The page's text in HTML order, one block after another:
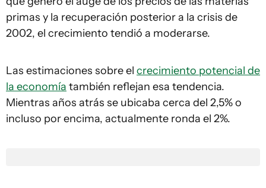
primas y la recuperación posterior a la crisis de
2002, el crecimiento tendió a moderarse.
Las estimaciones sobre el crecimiento potencial de
la economía también reflejan esa tendencia.
Mientras años atrás se ubicaba cerca del 2,5% o
incluso por encima, actualmente ronda el 2%.